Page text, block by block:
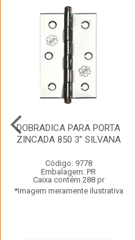
DOBRADICA PARA PORTA
ZINCADA 850 3” SILVANA
Código: 9778
Embalagem: PR
Caixa contém 288 pr
*Imagem meramente ilustrativa